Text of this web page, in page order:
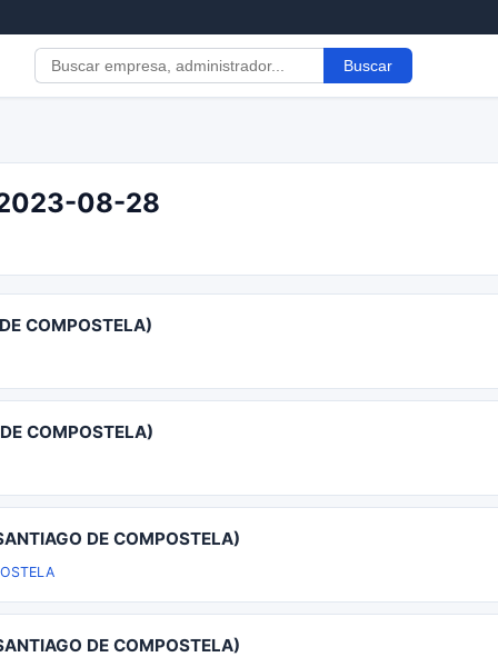
Buscar
08-28
COMPOSTELA)
COMPOSTELA)
DE COMPOSTELA)
DE COMPOSTELA)